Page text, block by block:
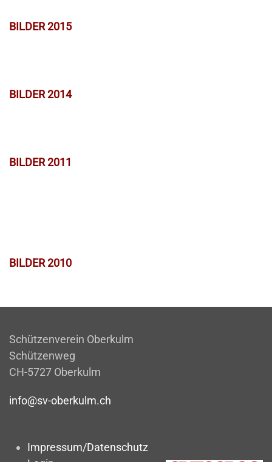
BILDER 2015
BILDER 2014
BILDER 2011
BILDER 2010
Schützenverein Oberkulm
Schützenweg
CH-5727 Oberkulm
info@sv-oberkulm.ch
Impressum/Datenschutz